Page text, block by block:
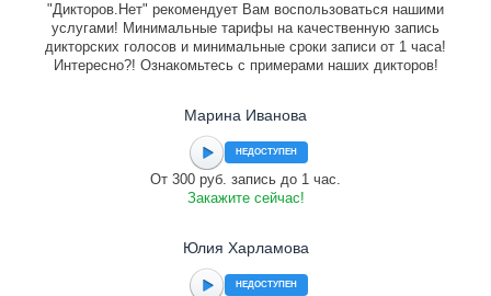
"Дикторов.Нет" рекомендует Вам воспользоваться нашими
услугами! Минимальные тарифы на качественную запись
дикторских голосов и минимальные сроки записи от 1 часа!
Интересно?! Ознакомьтесь с примерами наших дикторов!
Марина Иванова
НЕДОСТУПЕН
От 300 руб. запись до 1 час.
Закажите сейчас!
Юлия Харламова
НЕДОСТУПЕН